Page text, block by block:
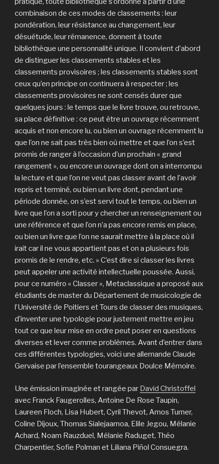
combinaison de ces modes de classements : leur
pondération, leur résistance au changement, leur
désuétude, leur rémanence, donnent à toute
bibliothèque une personnalité unique. Il convient d’abord
de distinguer les classements stables et les
classements provisoires ; les classements stables sont
ceux qu’en principe on continuera à respecter ; les
classements provisoires ne sont censés durer que
quelques jours : le temps que le livre trouve, ou retrouve,
sa place définitive : ce peut être un ouvrage récemment
acquis et non encore lu, ou bien un ouvrage récemment lu
que l’on ne sait pas très bien où mettre et que l’on s’est
promis de ranger à l’occasion d’un prochain « grand
rangement », ou encore un ouvrage dont on a interrompu
la lecture et que l’on ne veut pas classer avant de l’avoir
repris et terminé, ou bien un livre dont, pendant une
période donnée, on s’est servi tout le temps, ou bien un
livre que l’on a sorti pour y chercher un renseignement ou
une référence et que l’on n’a pas encore remis en place,
ou bien un livre que l’on ne saurait mettre à la place où il
irait car il ne vous appartient pas et on a plusieurs fois
promis de le rendre, etc. » C’est dire si classer les livres
peut appeler une activité intellectuelle poussée. Aussi,
pour ce numéro « Classer », Metaclassique a proposé aux
étudiants de master du Département de musicologie de
l’Université de Poitiers et Tours de classer des musiques,
d’inventer une typologie pour justement mettre en jeu
tout ce que leur mise en ordre peut poser en questions
diverses et lever comme problèmes. Avant d’entrer dans
ces différentes typologies, voici une allemande Claude
Gervaise par l’ensemble tourangeaux Doulce Mémoire.
Une émission imaginée et rangée par David Christoffel
avec Franck Faugerolles, Antoine De Rose Taupin,
Laureen Floch, Lisa Hubert, Cyril Thevot, Amos Turner,
Coline Dijoux, Thomas Sialejaamoa, Elile Jegou, Mélanie
Achard, Noam Rauzduel, Mélanie Raduget, Théo
Charpentier, Sofie Polman et Liliana Piñol Consuegra.